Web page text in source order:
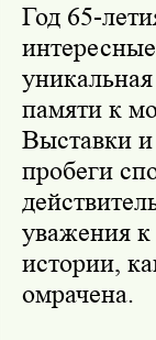
Год 65-
памяти к
Выставки и
пробеги
уважения
истории,
омрачена.